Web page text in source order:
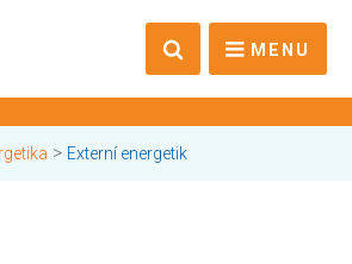
MENU
> Externí energetik